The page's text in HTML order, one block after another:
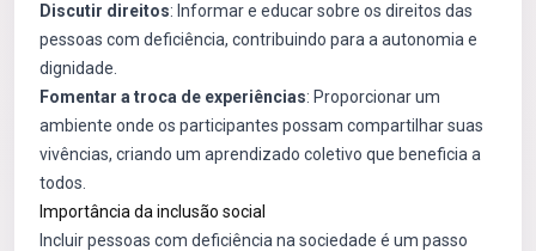
Discutir direitos: Informar e educar sobre os direitos das
pessoas com deficiência, contribuindo para a autonomia e
dignidade.
Fomentar a troca de experiências: Proporcionar um
ambiente onde os participantes possam compartilhar suas
vivências, criando um aprendizado coletivo que beneficia a
todos.
Importância da inclusão social
Incluir pessoas com deficiência na sociedade é um passo